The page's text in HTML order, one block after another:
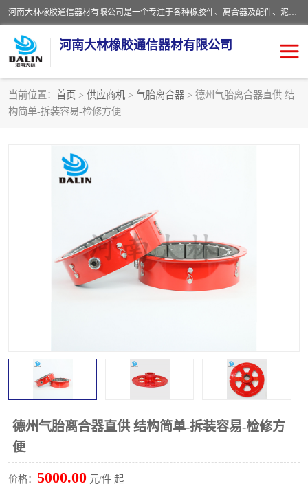
河南大林橡胶通信器材有限公司是一个专注于各种橡胶件、离合器及配件、泥浆泵及配件等产品设计制造和加工的企业。产品应用于矿山、冶金、石油、钢铁、化工、水泥、船舶、造纸、通用机械等各种大功率机械传动或制动装置。
河南大林橡胶通信器材有限公司
当前位置： 首页 > 供应商机 > 气胎离合器 > 德州气胎离合器直供 结
构简单-拆装容易-检修方便
德州气胎离合器直供 结构简单-拆装容易-检修方
便
价格： 5000.00 元/件 起
推盘离合器
VC离合器
PO隔膜离合器
DY隔膜式离合器 CB离合器
实芯轮胎